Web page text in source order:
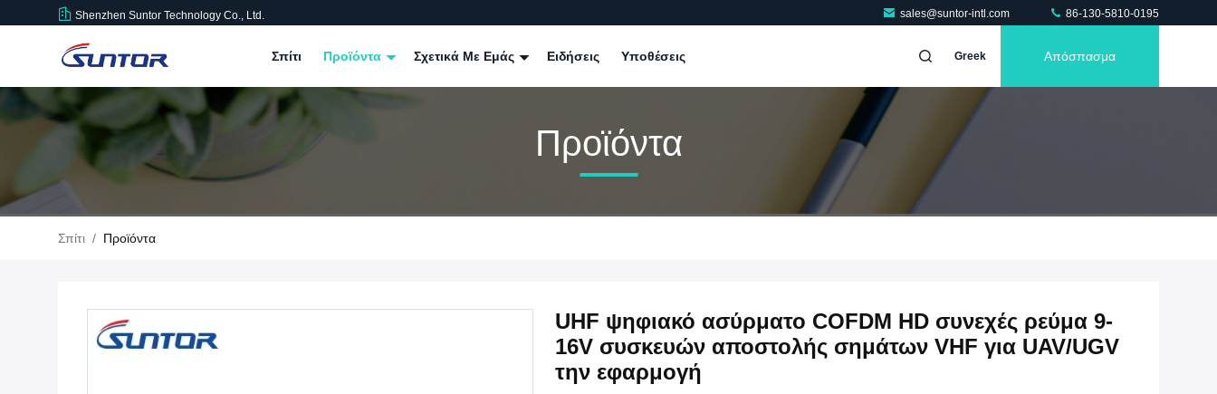
Shenzhen Suntor Technology Co., Ltd. sales@suntor-intl.com 86-130-5810-0195
Σπίτι Προϊόντα Σχετικά Με Εμάς Ειδήσεις Υποθέσεις Greek Απόσπασμα
Προϊόντα
Σπίτι / Προϊόντα
UHF ψηφιακό ασύρματο COFDM HD συνεχές ρεύμα 9-
16V συσκευών αποστολής σημάτων VHF για UAV/UGV
την εφαρμογή